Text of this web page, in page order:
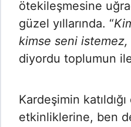
ötekileşmesine
güzel yıllarında. “
kimse seni
diyordu toplumun
Kardeşimin
etkinliklerine, ben